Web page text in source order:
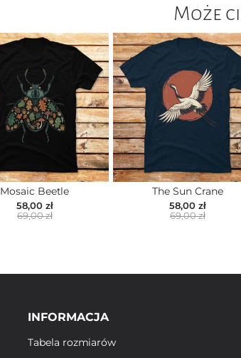
Może
Mosaic Beetle
58,00 zł
69,00 zł
The Sun Crane
58,00 zł
69,00 zł
INFORMACJA
Tabela rozmiarów